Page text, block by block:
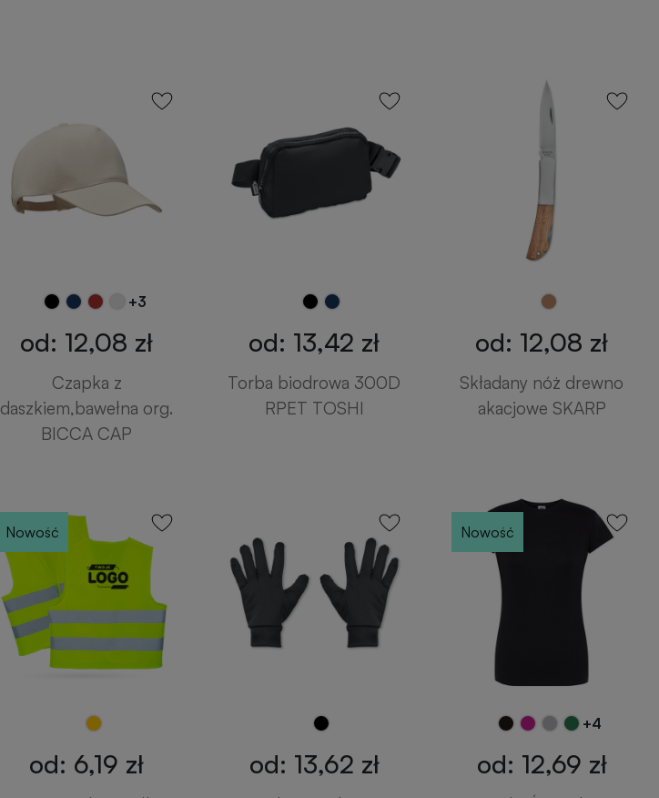
+3
od: 12,08 zł
Czapka z
daszkiem,bawełna org.
BICCA CAP
od: 13,42 zł
Torba biodrowa 300D
RPET TOSHI
od: 12,08 zł
Składany nóż drewno
akacjowe SKARP
Nowość
od: 6,19 zł od: 13,62 zł
Nowość
+4
od: 12,69 zł